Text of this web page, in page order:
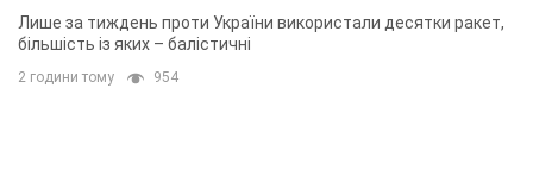
Лише за тиждень проти України використали десятки ракет,
більшість із яких – балістичні
2 години тому 954